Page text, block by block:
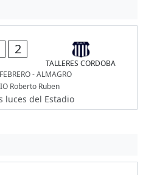
2
TALLERES CORDOBA
- ALMAGRO
Roberto Ruben
luces del Estadio